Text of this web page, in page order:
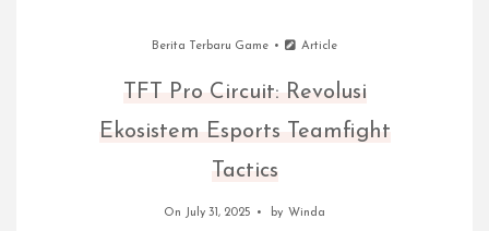
Berita Terbaru Game Article
TFT Pro Circuit: Revolusi
Ekosistem Esports Teamfight
Tactics
On July 31, 2025 by Winda